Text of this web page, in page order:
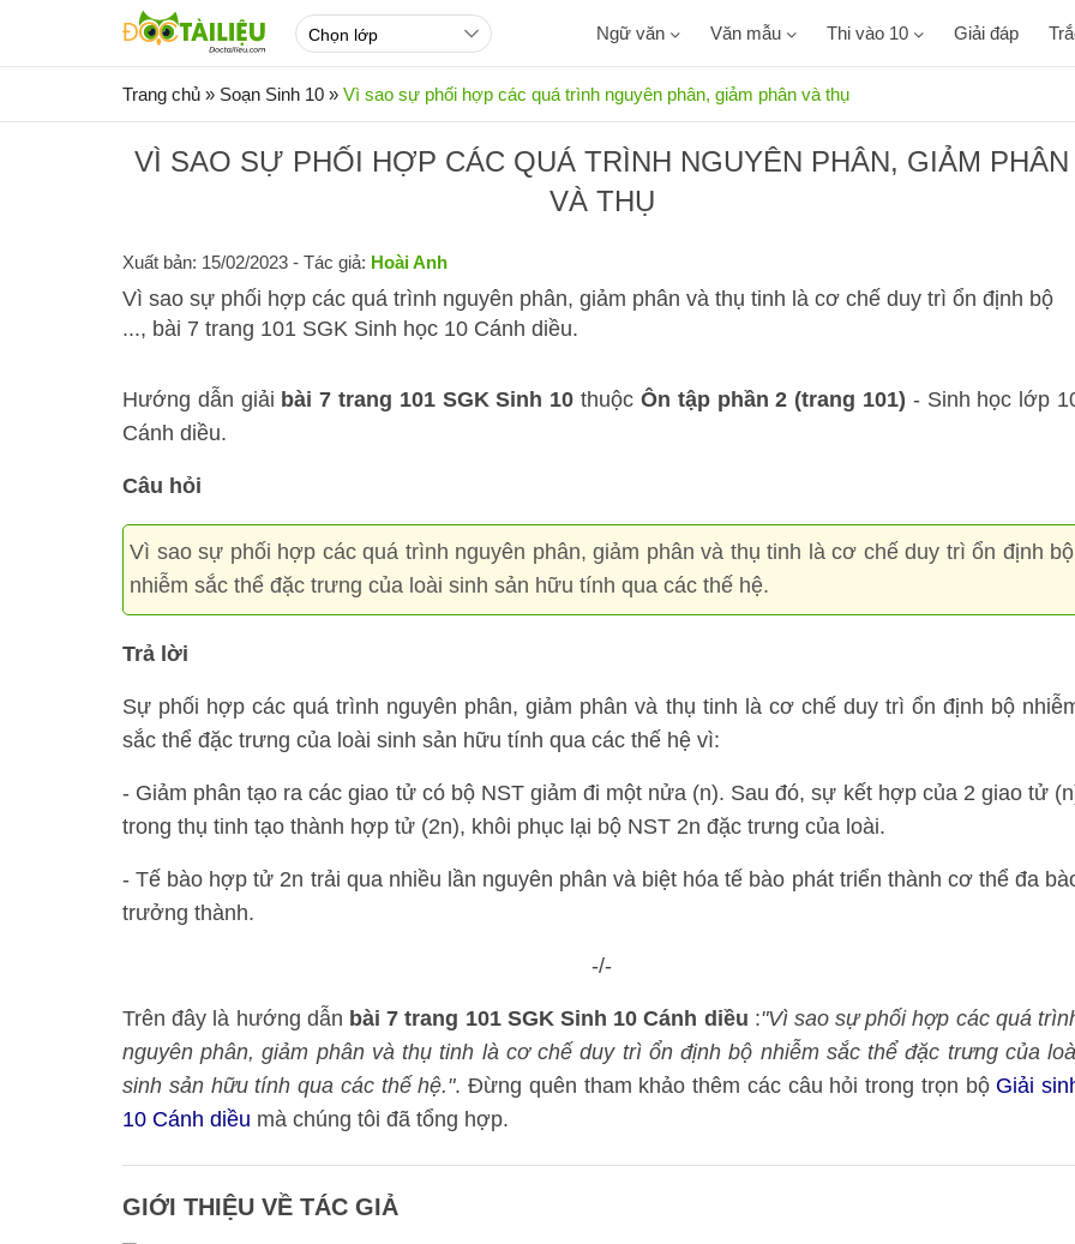
Ngữ văn Văn mẫu Thi vào 10 Giải đáp
Trang chủ » Soạn Sinh 10 » Vì sao sự phối hợp các quá trình nguyên phân, giảm phân và thụ
VÌ SAO SỰ PHỐI HỢP CÁC QUÁ TRÌNH NGUYÊN PHÂN, GIẢM PHÂN
VÀ THỤ
Xuất bản: 15/02/2023 - Tác giả: Hoài Anh
Vì sao sự phối hợp các quá trình nguyên phân, giảm phân và thụ tinh là cơ chế duy trì ổn định bộ
..., bài 7 trang 101 SGK Sinh học 10 Cánh diều.
Hướng dẫn giải bài 7 trang 101 SGK Sinh 10 thuộc Ôn tập phần 2 (trang 101) - Sinh học lớp
Cánh diều.
Câu hỏi
Vì sao sự phối hợp các quá trình nguyên phân, giảm phân và thụ tinh là cơ chế duy trì ổn định bộ
nhiễm sắc thể đặc trưng của loài sinh sản hữu tính qua các thế hệ.
Trả lời
Sự phối hợp các quá trình nguyên phân, giảm phân và thụ tinh là cơ chế duy trì ổn định bộ
sắc thể đặc trưng của loài sinh sản hữu tính qua các thế hệ vì:
- Giảm phân tạo ra các giao tử có bộ NST giảm đi một nửa (n). Sau đó, sự kết hợp của 2 giao tử
trong thụ tinh tạo thành hợp tử (2n), khôi phục lại bộ NST 2n đặc trưng của loài.
- Tế bào hợp tử 2n trải qua nhiều lần nguyên phân và biệt hóa tế bào phát triển thành cơ thể đa
trưởng thành.
-/-
Trên đây là hướng dẫn bài 7 trang 101 SGK Sinh 10 Cánh diều :"Vì sao sự phối hợp các quá
nguyên phân, giảm phân và thụ tinh là cơ chế duy trì ổn định bộ nhiễm sắc thể đặc trưng của
sinh sản hữu tính qua các thế hệ.". Đừng quên tham khảo thêm các câu hỏi trong trọn bộ Giải
10 Cánh diều mà chúng tôi đã tổng hợp.
GIỚI THIỆU VỀ TÁC GIẢ